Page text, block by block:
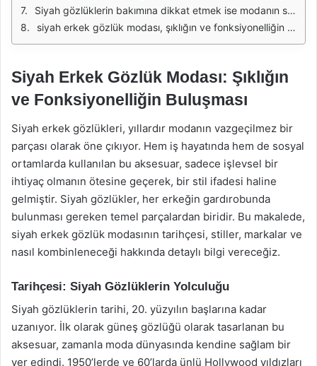
Siyah gözlüklerin bakımına dikkat etmek ise modanın sürdürülebilirliği açısından önemlidir. Doğru bakım ve saklama yöntemleri ile gözlüklerin ömrü uzatılabilir. Ayrıca, gözlüklerin düzenli olarak temizlenmesi, hem estetik hem de sağlık açısından önemlidir. Bu nedenle, gözlük sahiplerinin bakım konusuna özen göstermeleri gerekmektedir.
siyah erkek gözlük modası, şıklığın ve fonksiyonelliğin mükemmel bir birleşimini sunmaktadır. Her erkeğin stiline katkıda bulunacak farklı model ve tasarımlarla, bu gözlükler, modern erkeğin vazgeçilmez aksesuarları arasında yer almayı sürdürecektir.
Siyah Erkek Gözlük Modası: Şıklığın
ve Fonksiyonelliğin Buluşması
Siyah erkek gözlükleri, yıllardır modanın vazgeçilmez bir
parçası olarak öne çıkıyor. Hem iş hayatında hem de sosyal
ortamlarda kullanılan bu aksesuar, sadece işlevsel bir
ihtiyaç olmanın ötesine geçerek, bir stil ifadesi haline
gelmiştir. Siyah gözlükler, her erkeğin gardırobunda
bulunması gereken temel parçalardan biridir. Bu makalede,
siyah erkek gözlük modasının tarihçesi, stiller, markalar ve
nasıl kombinleneceği hakkında detaylı bilgi vereceğiz.
Tarihçesi: Siyah Gözlüklerin Yolculuğu
Siyah gözlüklerin tarihi, 20. yüzyılın başlarına kadar
uzanıyor. İlk olarak güneş gözlüğü olarak tasarlanan bu
aksesuar, zamanla moda dünyasında kendine sağlam bir
yer edindi. 1950’lerde ve 60’larda ünlü Hollywood yıldızları